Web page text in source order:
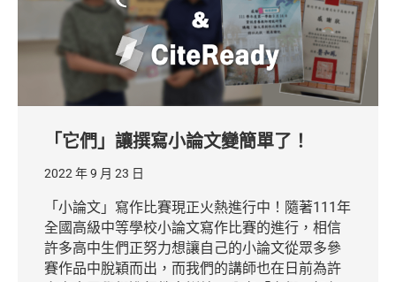
「它們」讓撰寫小論文變簡單了！
2022 年 9 月 23 日
「小論文」寫作比賽現正火熱進行中！隨著111年
全國高級中等學校小論文寫作比賽的進行，相信
許多高中生們正努力想讓自己的小論文從眾多參
賽作品中脫穎而出，而我們的講師也在日前為許